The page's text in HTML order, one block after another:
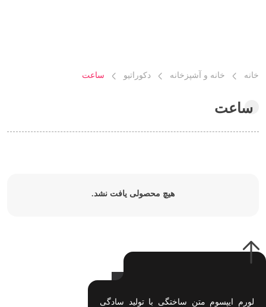
خانه خانه و آشپزخانه دکوراتیو ساعت
ساعت
هیچ محصولی یافت نشد.
لورم ایپسوم متن ساختگی با تولید سادگی